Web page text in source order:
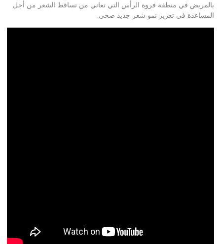
بالمريض في منطقة فروة الرأس التي تعاني من تساقط الشعر من أجل
المساعدة في تعزيز نمو شعر جديد صحي.